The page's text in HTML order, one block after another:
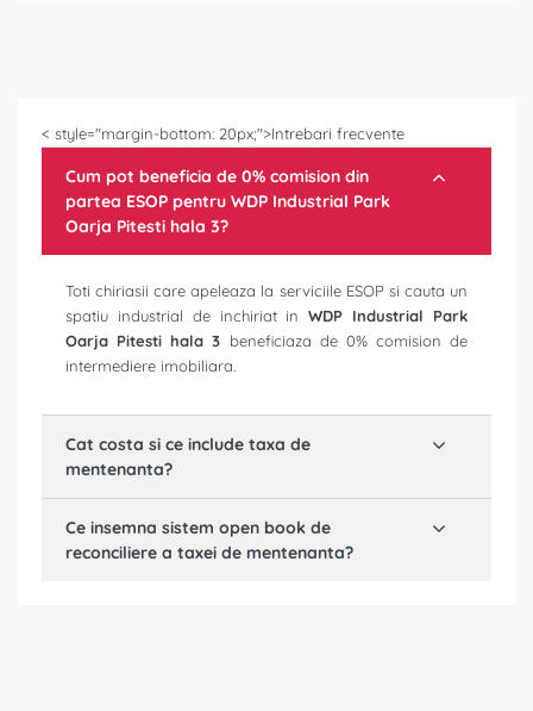
< style="margin-bottom: 20px;">Intrebari frecvente
Cum pot beneficia de 0% comision din
partea ESOP pentru WDP Industrial Park
Oarja Pitesti hala 3?
Toti chiriasii care apeleaza la serviciile ESOP si cauta un
spatiu industrial de inchiriat inWDP Industrial Park
Oarja Pitesti hala 3 beneficiaza de 0% comision de
intermediere imobiliara.
Cat costa si ce include taxa de
mentenanta?
Ce insemna sistem open book de
reconciliere a taxei de mentenanta?